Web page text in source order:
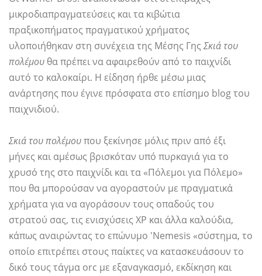
μικροδιαπραγματεύσεις και τα κιβώτια
πραξικοπήματος πραγματικού χρήματος
υλοποιήθηκαν στη συνέχεια της Μέσης Γης Σκιά του
πολέμου θα πρέπει να αφαιρεθούν από το παιχνίδι
αυτό το καλοκαίρι. Η είδηση ​​ήρθε μέσω μιας
ανάρτησης που έγινε πρόσφατα στο επίσημο blog του
παιχνιδιού.
Σκιά του πολέμουπου ξεκίνησε μόλις πριν από έξι
μήνες και αμέσως βρισκόταν υπό πυρκαγιά για το
χρυσό της στο παιχνίδι και τα «Πόλεμοι για Πόλεμο»
που θα μπορούσαν να αγοραστούν με πραγματικά
χρήματα για να αγοράσουν τους οπαδούς του
στρατού σας, τις ενισχύσεις XP και άλλα καλούδια,
κάπως αναιρώντας το επώνυμο 'Nemesis «σύστημα, το
οποίο επιτρέπει στους παίκτες να κατασκευάσουν το
δικό τους τάγμα orc με εξαναγκασμό, εκδίκηση και